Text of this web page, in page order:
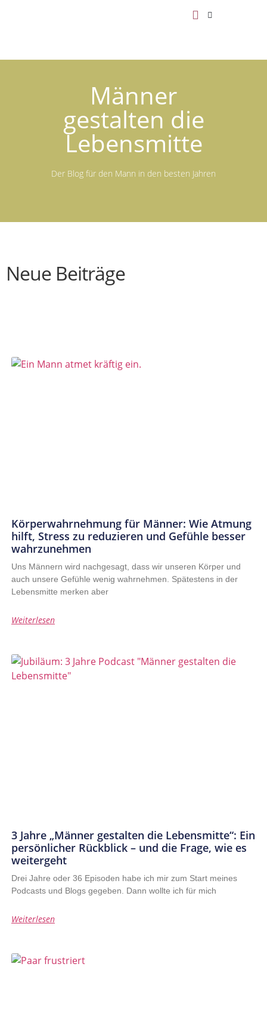
Männer
gestalten die
Lebensmitte
Der Blog für den Mann in den besten Jahren
Neue Beiträge
Körperwahrnehmung für Männer: Wie Atmung
hilft, Stress zu reduzieren und Gefühle besser
wahrzunehmen
Uns Männern wird nachgesagt, dass wir unseren Körper und
auch unsere Gefühle wenig wahrnehmen. Spätestens in der
Lebensmitte merken aber
Weiterlesen
3 Jahre „Männer gestalten die Lebensmitte“: Ein
persönlicher Rückblick – und die Frage, wie es
weitergeht
Drei Jahre oder 36 Episoden habe ich mir zum Start meines
Podcasts und Blogs gegeben. Dann wollte ich für mich
Weiterlesen